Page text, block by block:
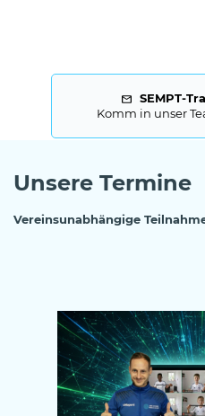
SEMPT-
Komm in unser
Unsere Termine
Vereinsunabhängige